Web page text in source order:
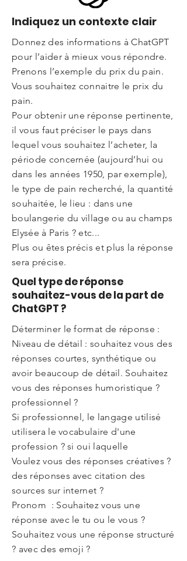
Indiquez un contexte clair
Donnez des informations à ChatGPT
pour l’aider à mieux vous répondre.
Prenons l’exemple du prix du pain.
Vous souhaitez connaitre le prix du
pain.
Pour obtenir une réponse pertinente,
il vous faut préciser le pays dans
lequel vous souhaitez l’acheter, la
période concernée (aujourd’hui ou
dans les années 1950, par exemple),
le type de pain recherché, la quantité
souhaitée, le lieu : dans une
boulangerie du village ou au champs
Elysée à Paris ? etc...
Plus ou êtes précis et plus la réponse
sera précise.
Quel type de réponse
souhaitez-vous de la part de
ChatGPT ?
Déterminer le format de réponse :
Niveau de détail : souhaitez vous des
réponses courtes, synthétique ou
avoir beaucoup de détail. Souhaitez
vous des réponses humoristique ?
professionnel ?
Si professionnel, le langage utilisé
utilisera le vocabulaire d'une
profession ? si oui laquelle
Voulez vous des réponses créatives ?
des réponses avec citation des
sources sur internet ?
Pronom : Souhaitez vous une
réponse avec le tu ou le vous ?
Souhaitez vous une réponse structuré
? avec des emoji ?